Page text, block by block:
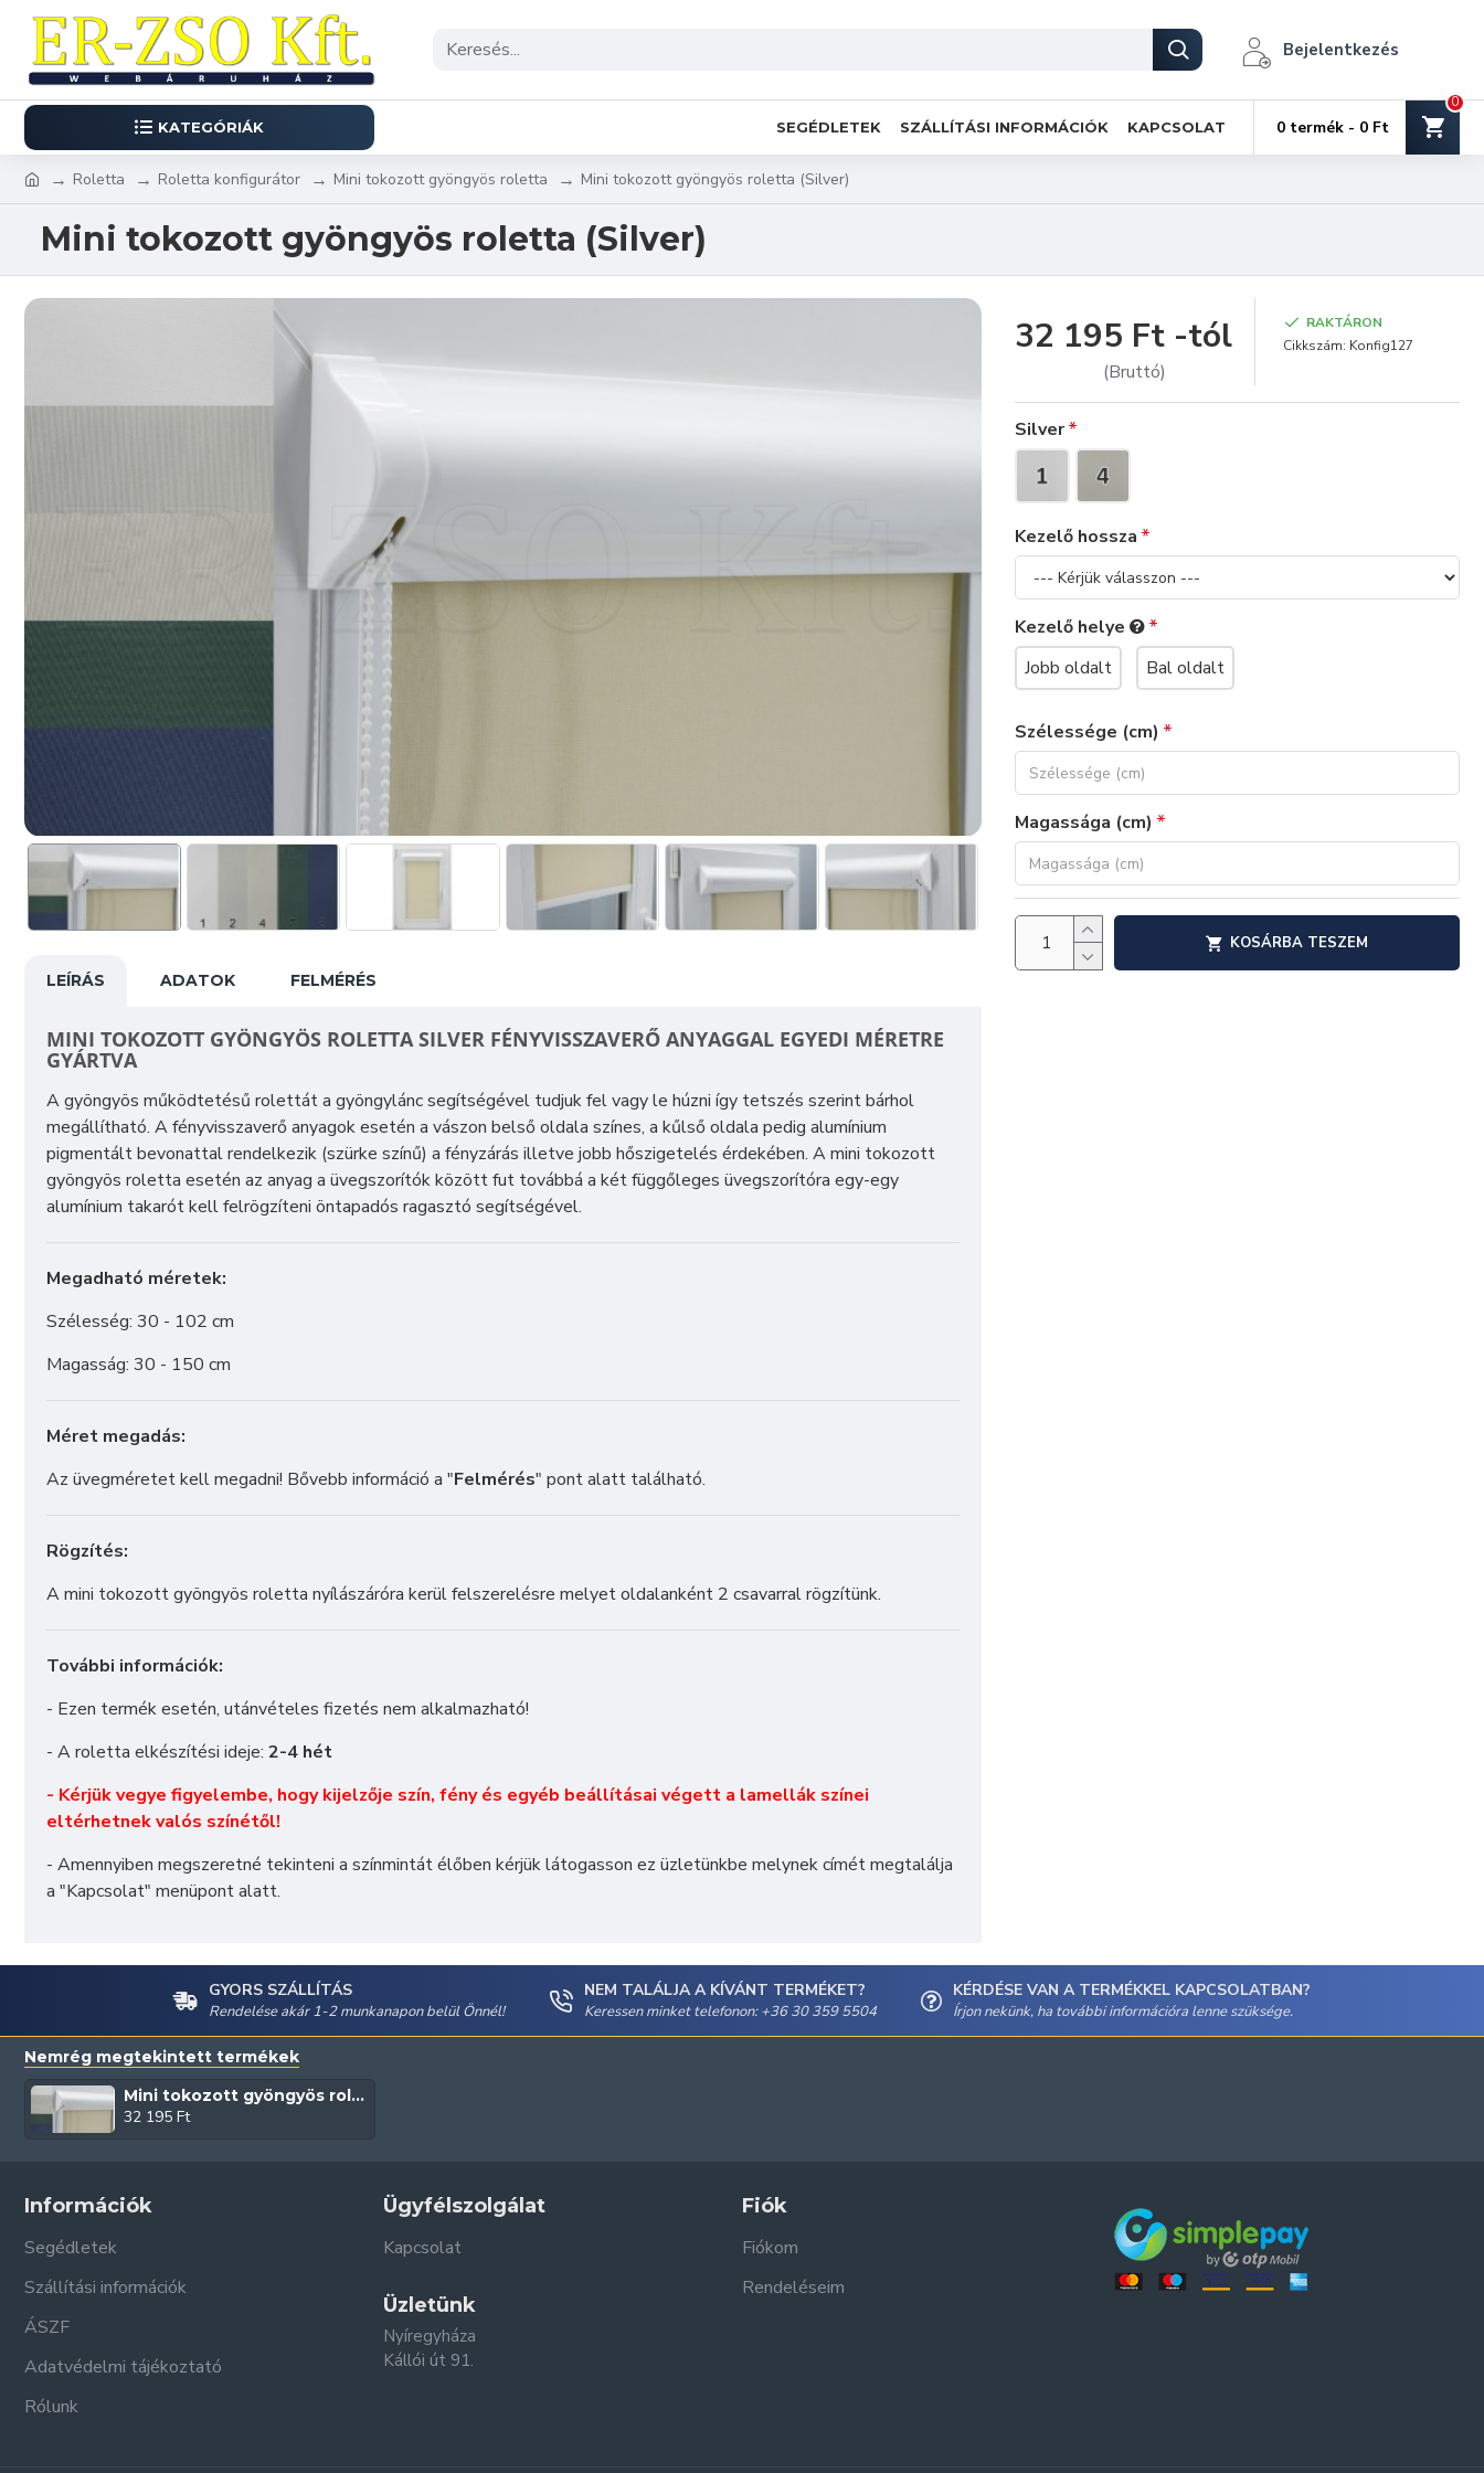
Bejelentkezés
KATEGÓRIÁK SEGÉDLETEK SZÁLLÍTÁSI INFORMÁCIÓK KAPCSOLAT 0 termék - 0 Ft
0
Roletta Roletta konfigurátor Mini tokozott gyöngyös roletta Mini tokozott gyöngyös roletta (Silver)
Mini tokozott gyöngyös roletta (Silver)
LEÍRÁS ADATOK FELMÉRÉS
MINI TOKOZOTT GYÖNGYÖS ROLETTA SILVER FÉNYVISSZAVERŐ ANYAGGAL EGYEDI MÉRETRE
GYÁRTVA
A gyöngyös működtetésű rolettát a gyöngylánc segítségével tudjuk fel vagy le húzni így tetszés szerint bárhol
megállítható. A fényvisszaverő anyagok esetén a vászon belső oldala színes, a kűlső oldala pedig alumínium
pigmentált bevonattal rendelkezik (szürke színű) a fényzárás illetve jobb hőszigetelés érdekében. A mini tokozott
gyöngyös roletta esetén az anyag a üvegszorítók között fut továbbá a két függőleges üvegszorítóra egy-egy
alumínium takarót kell felrögzíteni öntapadós ragasztó segítségével.
Megadható méretek:
Szélesség: 30 - 102 cm
Magasság: 30 - 150 cm
Méret megadás:
Az üvegméretet kell megadni! Bővebb információ a "Felmérés" pont alatt található.
Rögzítés:
A mini tokozott gyöngyös roletta nyílászáróra kerül felszerelésre melyet oldalanként 2 csavarral rögzítünk.
További információk:
- Ezen termék esetén, utánvételes fizetés nem alkalmazható!
- A roletta elkészítési ideje: 2-4 hét
- Kérjük vegye figyelembe, hogy kijelzője szín, fény és egyéb beállításai végett a lamellák színei
eltérhetnek valós színétől!
- Amennyiben megszeretné tekinteni a színmintát élőben kérjük látogasson ez üzletünkbe melynek címét megtalálja
a "Kapcsolat" menüpont alatt.
32 195 Ft -tól
(Bruttó)
RAKTÁRON
Cikkszám: Konfig127
Silver
Kezelő hossza
Kezelő helye
Jobb oldalt
Bal oldalt
Szélessége (cm)
Magassága (cm)
KOSÁRBA TESZEM
GYORS SZÁLLÍTÁS
Rendelése akár 1-2 munkanapon belül Önnél!
NEM TALÁLJA A KÍVÁNT TERMÉKET?
Keressen minket telefonon: +36 30 359 5504
KÉRDÉSE VAN A TERMÉKKEL KAPCSOLATBAN?
Írjon nekünk, ha további információra lenne szüksége.
Nemrég megtekintett termékek
Mini tokozott gyöngyös roletta (Silver)
32 195 Ft
Információk
Segédletek
Szállítási információk
ÁSZF
Adatvédelmi tájékoztató
Rólunk
Ügyfélszolgálat
Kapcsolat
Üzletünk
Nyíregyháza
Kállói út 91.
Fiók
Fiókom
Rendeléseim